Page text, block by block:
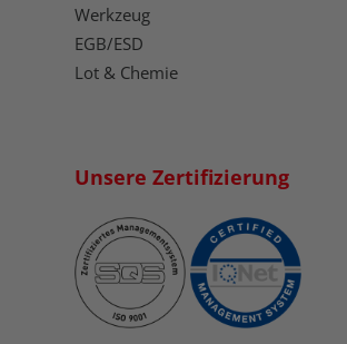
Werkzeug
EGB/ESD
Lot & Chemie
Unsere Zertifizierung